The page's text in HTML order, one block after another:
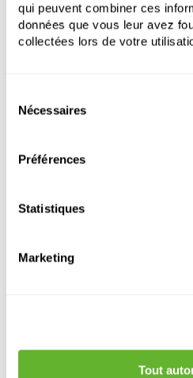
qui peuvent combiner ces
données que vous leur avez
collectées lors de votre
Nécessaires
Préférences
Statistiques
Marketing
Tout
Acer pal. 'Sangokaku'
Largeur:
180